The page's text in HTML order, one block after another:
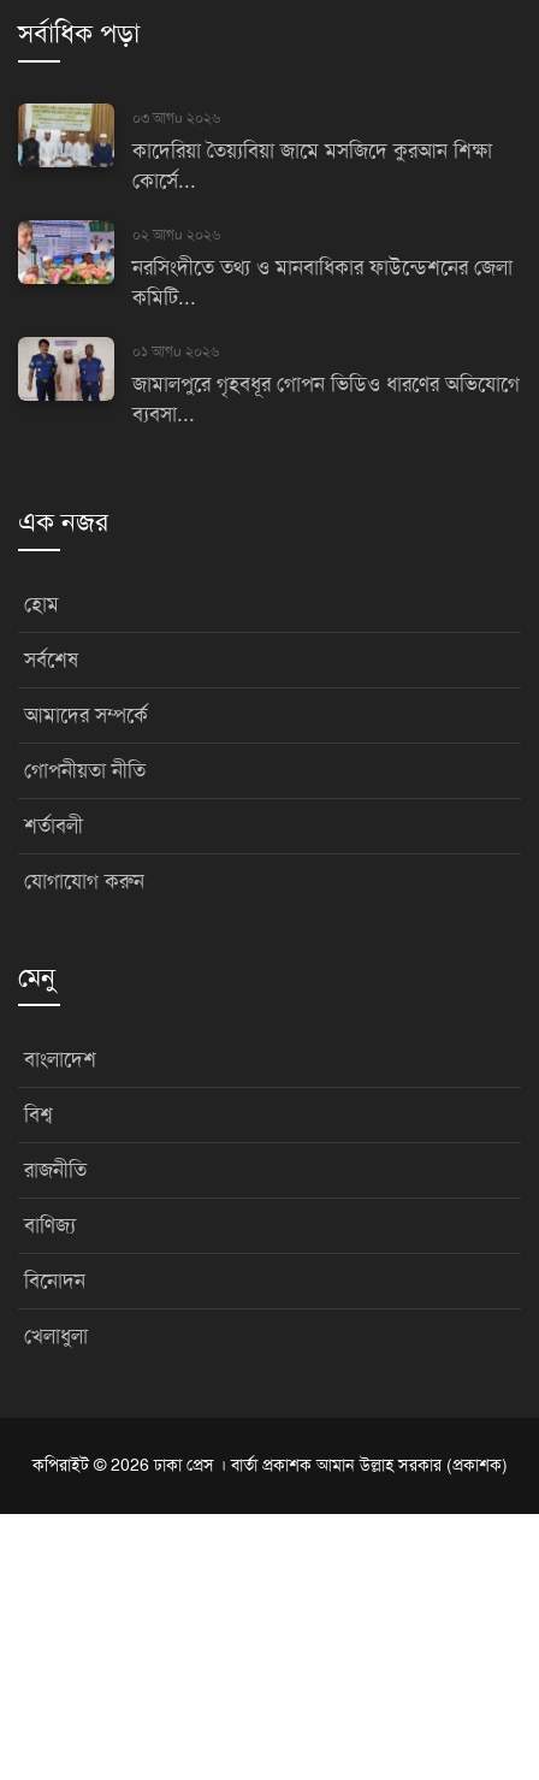
সর্বাধিক পড়া
০৩ আগu ২০২৬
কাদেরিয়া তৈয়্যবিয়া জামে মসজিদে কুরআন শিক্ষা
কোর্সে...
০২ আগu ২০২৬
নরসিংদীতে তথ্য ও মানবাধিকার ফাউন্ডেশনের জেলা
কমিটি...
০১ আগu ২০২৬
জামালপুরে গৃহবধূর গোপন ভিডিও ধারণের অভিযোগে
ব্যবসা...
এক নজর
হোম
সর্বশেষ
আমাদের সম্পর্কে
গোপনীয়তা নীতি
শর্তাবলী
যোগাযোগ করুন
মেনু
বাংলাদেশ
বিশ্ব
রাজনীতি
বাণিজ্য
বিনোদন
খেলাধুলা
কপিরাইট © 2026 ঢাকা প্রেস । বার্তা প্রকাশক আমান উল্লাহ সরকার (প্রকাশক)